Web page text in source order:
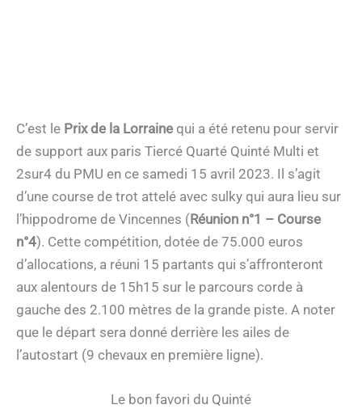
C’est le Prix de la Lorraine qui a été retenu pour servir
de support aux paris Tiercé Quarté Quinté Multi et
2sur4 du PMU en ce samedi 15 avril 2023. Il s’agit
d’une course de trot attelé avec sulky qui aura lieu sur
l’hippodrome de Vincennes (Réunion n°1 – Course
n°4). Cette compétition, dotée de 75.000 euros
d’allocations, a réuni 15 partants qui s’affronteront
aux alentours de 15h15 sur le parcours corde à
gauche des 2.100 mètres de la grande piste. A noter
que le départ sera donné derrière les ailes de
l’autostart (9 chevaux en première ligne).
Le bon favori du Quinté